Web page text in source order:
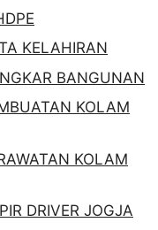
KELAHIRAN
BANGUNAN
KOLAM
KOLAM
DRIVER JOGJA